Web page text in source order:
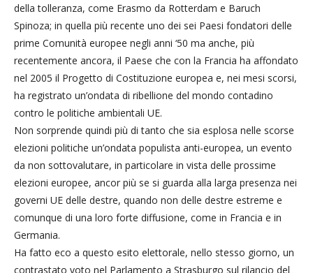
della tolleranza, come Erasmo da Rotterdam e Baruch
Spinoza; in quella più recente uno dei sei Paesi fondatori delle
prime Comunità europee negli anni ‘50 ma anche, più
recentemente ancora, il Paese che con la Francia ha affondato
nel 2005 il Progetto di Costituzione europea e, nei mesi scorsi,
ha registrato un’ondata di ribellione del mondo contadino
contro le politiche ambientali UE.
Non sorprende quindi più di tanto che sia esplosa nelle scorse
elezioni politiche un’ondata populista anti-europea, un evento
da non sottovalutare, in particolare in vista delle prossime
elezioni europee, ancor più se si guarda alla larga presenza nei
governi UE delle destre, quando non delle destre estreme e
comunque di una loro forte diffusione, come in Francia e in
Germania.
Ha fatto eco a questo esito elettorale, nello stesso giorno, un
contrastato voto nel Parlamento a Strasburgo sul rilancio del